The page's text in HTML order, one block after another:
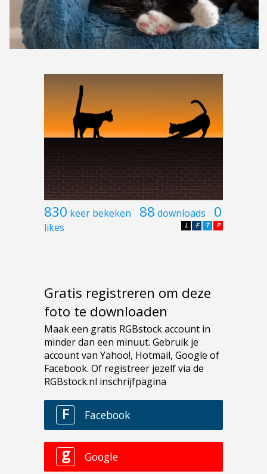
830 keer bekeken 88 downloads 0
likes P
T
F
L
Gratis registreren om deze
foto te downloaden